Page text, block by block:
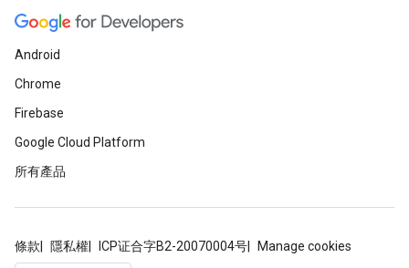
Android
Chrome
Firebase
Google Cloud Platform
所有產品
條款 隱私權 ICP证合字B2-20070004号 Manage cookies